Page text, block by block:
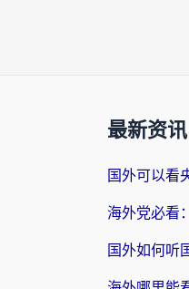
最新资讯